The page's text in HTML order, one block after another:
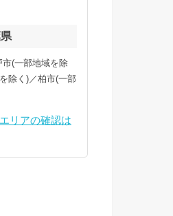
(一部地域を除
除く)／柏市(一部
リアの確認は